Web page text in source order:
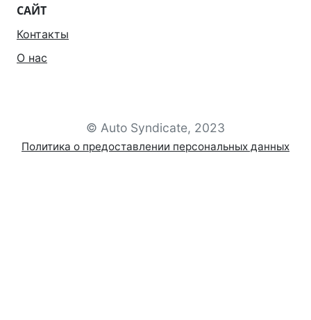
САЙТ
Контакты
О нас
© Auto Syndicate, 2023
Политика о предоставлении персональных данных